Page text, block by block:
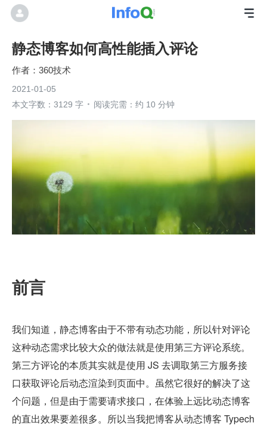
静态博客如何高性能插入评论
360技术
2021-01-05
本文字数：3129 字
阅读完需：约 10 分钟
前言
我们知道，静态博客由于不带有动态功能，所以针对评论
这种动态需求比较大众的做法就是使用第三方评论系统。
第三方评论的本质其实就是使用 JS 去调取第三方服务接
口获取评论后动态渲染到页面中。虽然它很好的解决了这
个问题，但是由于需要请求接口，在体验上远比动态博客
的直出效果要差很多。所以当我把博客从动态博客 Typech